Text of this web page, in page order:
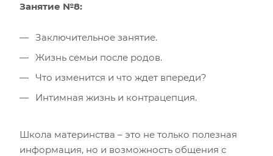
Занятие №8:
Заключительное занятие.
Жизнь семьи после родов.
Что изменится и что ждет впереди?
Интимная жизнь и контрацепция.
Школа материнства – это не только полезная
информация, но и возможность общения с